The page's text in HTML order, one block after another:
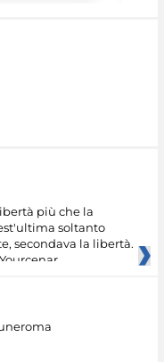
più che la
soltanto
secondava la libertà.